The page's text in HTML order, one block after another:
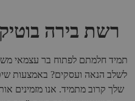
רשת בירה
תמיד חלמתם לפתוח בר עצמאי
לשלב הנאה ועסקים? באמצעות
שלך קרוב מתמיד. אנו מזמינים